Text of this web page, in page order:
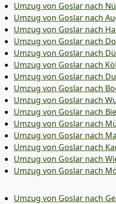
Umzug von Goslar nach
Umzug von Goslar nach
Umzug von Goslar nach
Umzug von Goslar nach
Umzug von Goslar nach
Umzug von Goslar nach
Umzug von Goslar nach
Umzug von Goslar nach
Umzug von Goslar nach
Umzug von Goslar nach
Umzug von Goslar nach
Umzug von Goslar nach
Umzug von Goslar nach
Umzug von Goslar nach
Umzug von Goslar nach
Umzug von Goslar nach